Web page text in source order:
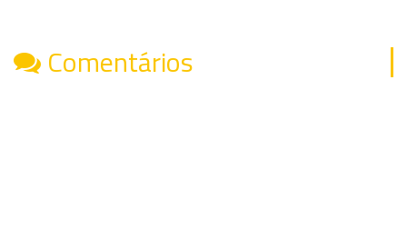
Comentários